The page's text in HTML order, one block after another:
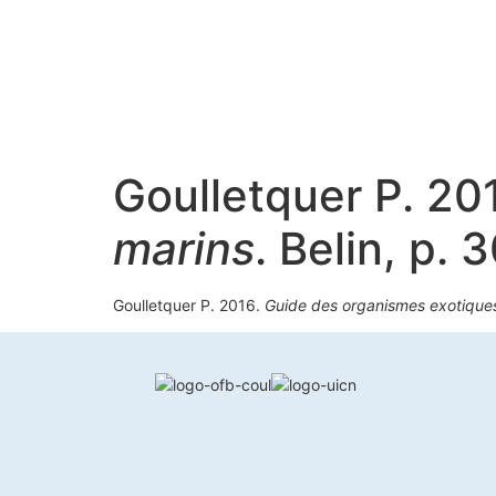
Goulletquer P.
marins. Belin, p.
Goulletquer P. 2016. Guide des organismes